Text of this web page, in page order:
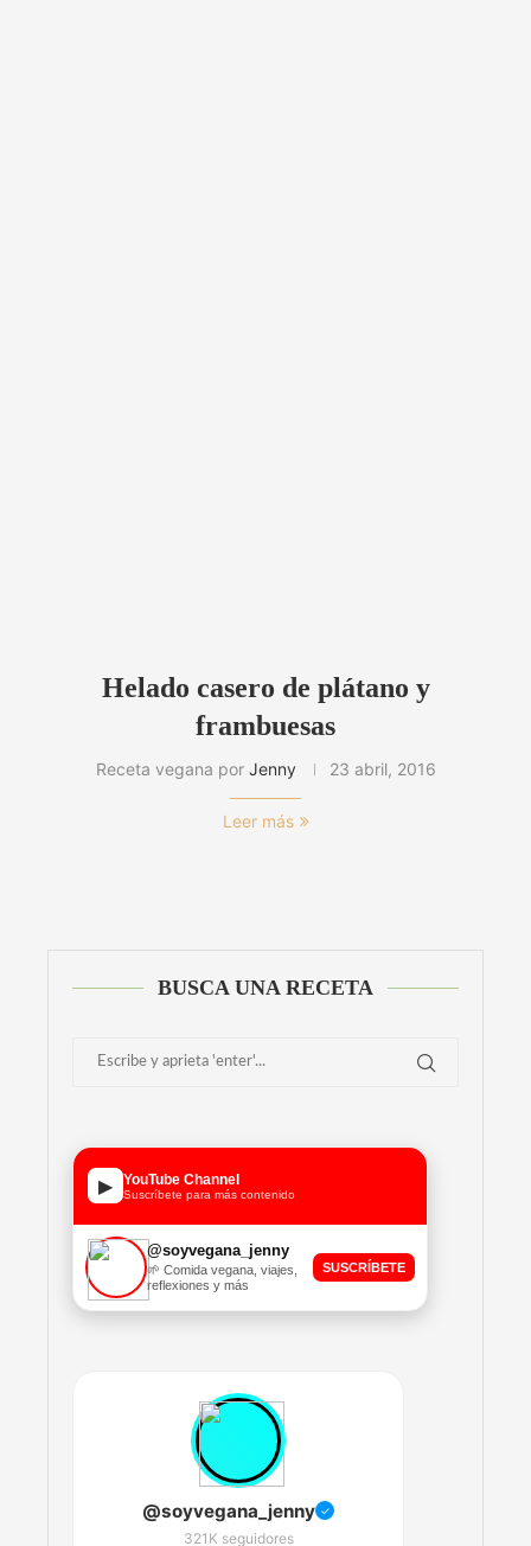
Helado casero de plátano y
frambuesas
Receta vegana por Jenny 23 abril, 2016
Leer más
BUSCA UNA RECETA
▶ YouTube Channel
Suscríbete para más contenido
@soyvegana_jenny
🌱 Comida vegana, viajes,
reflexiones y más
SUSCRÍBETE
@soyvegana_jenny ✓
321K seguidores